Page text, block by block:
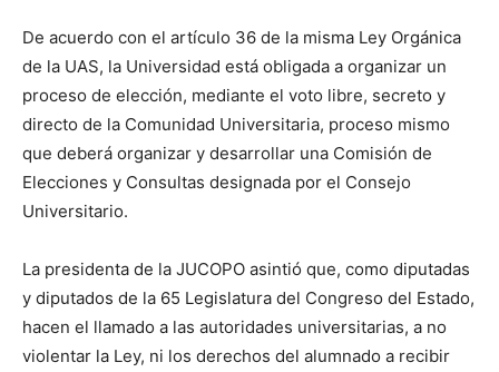
De acuerdo con el artículo 36 de la misma Ley Orgánica
de la UAS, la Universidad está obligada a organizar un
proceso de elección, mediante el voto libre, secreto y
directo de la Comunidad Universitaria, proceso mismo
que deberá organizar y desarrollar una Comisión de
Elecciones y Consultas designada por el Consejo
Universitario.
La presidenta de la JUCOPO asintió que, como diputadas
y diputados de la 65 Legislatura del Congreso del Estado,
hacen el llamado a las autoridades universitarias, a no
violentar la Ley, ni los derechos del alumnado a recibir